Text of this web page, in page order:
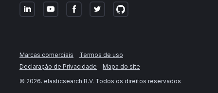
Marcas comerciais
Termos de uso
Declaração de Privacidade
Mapa do site
© 2026. elasticsearch B.V. Todos os direitos reservados